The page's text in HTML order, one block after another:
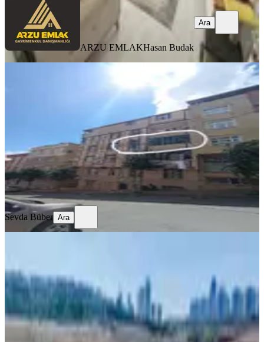
ARZU EMLAKHasan Budak
Ara
Gazi Mahallesi 2+1 Kiralık Daire
Sultangazi, Gazi Mahallesi
90 m²·2. Kat·05.08.2026
30.000 ₺
Sevda Büber
Ara
Sevda Büber Ara
Sultangazi, 75. Yıl Mahallesi
2+1· 85 m²·Çatı Katı· 05.08.2026
26.000 ₺